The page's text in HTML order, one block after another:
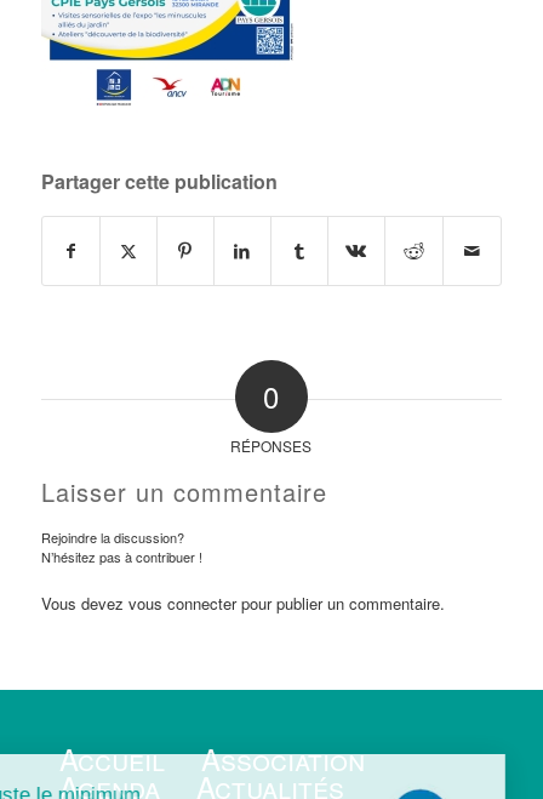
Partager cette publication
0
RÉPONSES
Laisser un commentaire
Rejoindre la discussion?
N’hésitez pas à contribuer !
Vous devez vous connecterpour publier un commentaire.
Accueil Association
Agenda Actualités